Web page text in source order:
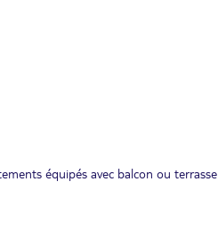
équipés avec balcon ou terrasse